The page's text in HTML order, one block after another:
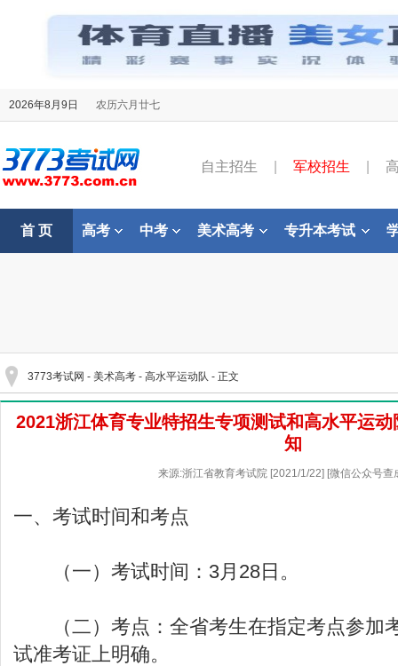
2026年8月9日 农历六月廿七
自主招生 军校招生
首 页 高考 中考 美术高考 专升本考试
3773考试网 - 美术高考 - 高水平运动队 - 正文
2021浙江体育专业特招生专项测试和高水平运
知
来源:浙江省教育考试院 [2021/1/22] [微信公众号查
一、考试时间和考点
（一）考试时间：3月28日。
（二）考点：全省考生在指定考点参加
试准考证上明确。